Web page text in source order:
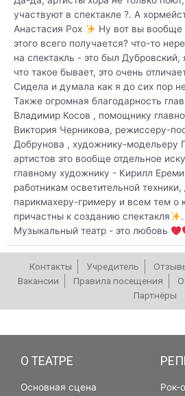
участвуют в спектакле ?. А
Анастасия Рох
Ну вот вы вообще
этого всего получается? что-то
на спектакль - это был
что такое бывает, это очень
Сидела и думала как я до сих пор
Также огромная благодарность
Владимир Косов , помощнику
Виктория Черникова, режиссеру-
Добрунова , художнику-модельеру
артистов это вообще отдельное
главному художнику - Кирилл
работникам осветительной
парикмахеру-гримеру и всем тем о
причастны к созданию спектакля
Музыкальный театр - это любовь
Контакты Учредитель
Вакансии
Правила посещения
Партнёры
О ТЕАТРЕ
Основная сцена
Рок-